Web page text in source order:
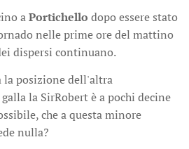
aPortichello dopo essere stato
nelle prime ore del mattino
dispersi continuano.
la posizione dell'altra
la SirRobert è a pochi decine
che a questa minore
nulla?